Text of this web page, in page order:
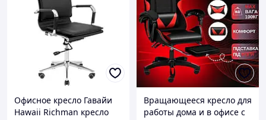
Офисное кресло Гавайи
Hawaii Richman кресло
Вращающееся кресло для
работы дома и в офисе с